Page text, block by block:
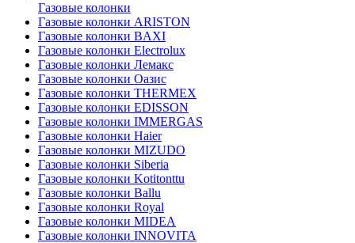
Газовые колонки
Газовые колонки ARISTON
Газовые колонки BAXI
Газовые колонки Electrolux
Газовые колонки Лемакс
Газовые колонки Оазис
Газовые колонки THERMEX
Газовые колонки EDISSON
Газовые колонки IMMERGAS
Газовые колонки Haier
Газовые колонки MIZUDO
Газовые колонки Siberia
Газовые колонки Kotitonttu
Газовые колонки Ballu
Газовые колонки Royal
Газовые колонки MIDEA
Газовые колонки INNOVITA